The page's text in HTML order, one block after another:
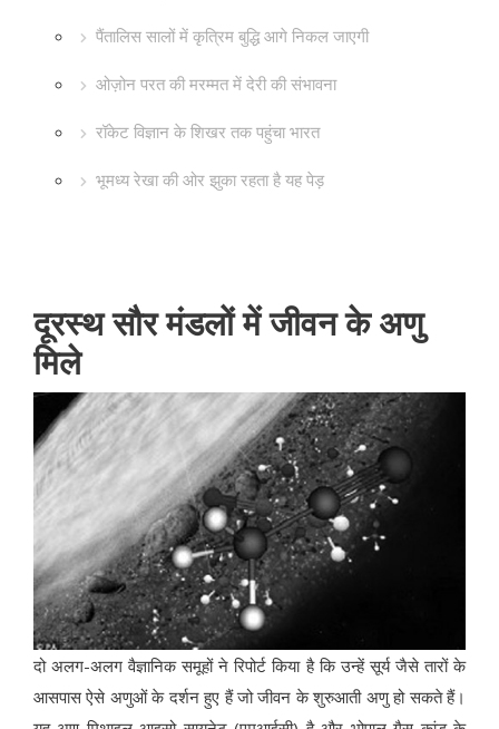
पैंतालिस सालों में कृत्रिम बुद्धि आगे निकल जाएगी
ओज़ोन परत की मरम्मत में देरी की संभावना
रॉकेट विज्ञान के शिखर तक पहुंचा भारत
भूमध्य रेखा की ओर झुका रहता है यह पेड़
दूरस्थ सौर मंडलों में जीवन के अणु
मिले
दो अलग-अलग वैज्ञानिक समूहों ने रिपोर्ट किया है कि उन्हें सूर्य जैसे तारों के
आसपास ऐसे अणुओं के दर्शन हुए हैं जो जीवन के शुरुआती अणु हो सकते हैं।